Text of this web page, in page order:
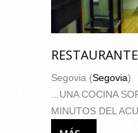
Segovia (Segovia)
...UNA COCINA
MINUTOS DEL